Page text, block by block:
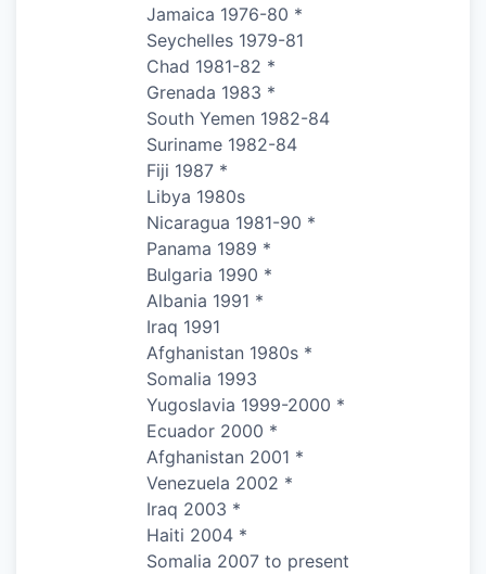
Jamaica 1976-80 *
Seychelles 1979-81
Chad 1981-82 *
Grenada 1983 *
South Yemen 1982-84
Suriname 1982-84
Fiji 1987 *
Libya 1980s
Nicaragua 1981-90 *
Panama 1989 *
Bulgaria 1990 *
Albania 1991 *
Iraq 1991
Afghanistan 1980s *
Somalia 1993
Yugoslavia 1999-2000 *
Ecuador 2000 *
Afghanistan 2001 *
Venezuela 2002 *
Iraq 2003 *
Haiti 2004 *
Somalia 2007 to present